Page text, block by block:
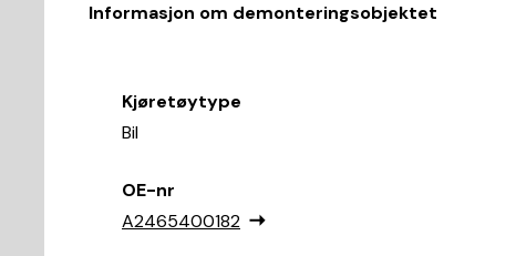
Informasjon om demonteringsobjektet
Kjøretøytype
Bil
OE-nr
A2465400182